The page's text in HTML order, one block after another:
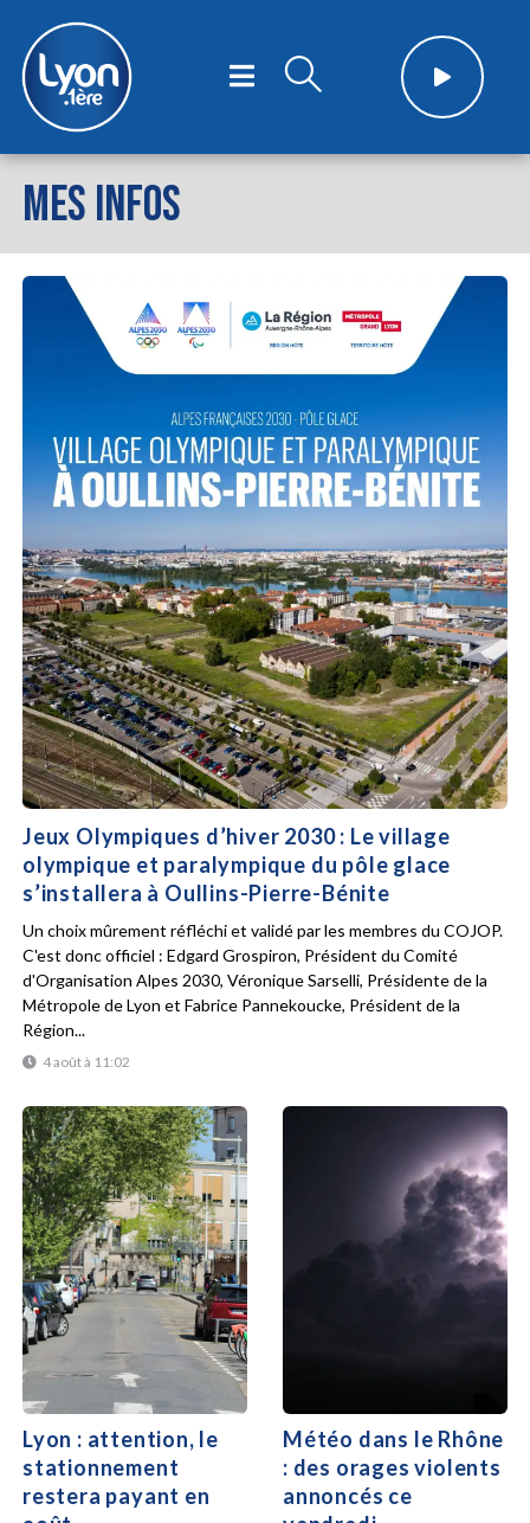
MES INFOS
Jeux Olympiques d’hiver 2030 : Le village
olympique et paralympique du pôle glace
s’installera à Oullins-Pierre-Bénite
4 août à 11:02
Un choix mûrement réfléchi et validé par les membres du COJOP.
C'est donc officiel : Edgard Grospiron, Président du Comité
d'Organisation Alpes 2030, Véronique Sarselli, Présidente de la
Métropole de Lyon et Fabrice Pannekoucke, Président de la
Région...
Lyon : attention, le
stationnement
restera payant en
Météo dans le Rhône
: des orages violents
annoncés ce